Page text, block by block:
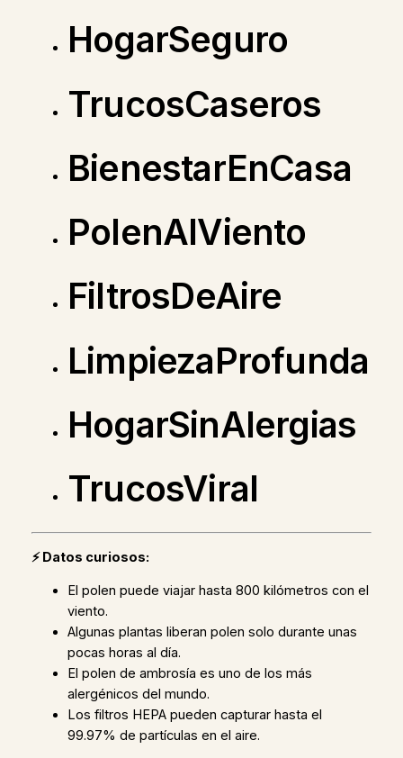
HogarSeguro
TrucosCaseros
BienestarEnCasa
PolenAlViento
FiltrosDeAire
LimpiezaProfunda
HogarSinAlergias
TrucosViral
⚡ Datos curiosos:
El polen puede viajar hasta 800 kilómetros con el
viento.
Algunas plantas liberan polen solo durante unas
pocas horas al día.
El polen de ambrosía es uno de los más
alergénicos del mundo.
Los filtros HEPA pueden capturar hasta el
99.97% de partículas en el aire.